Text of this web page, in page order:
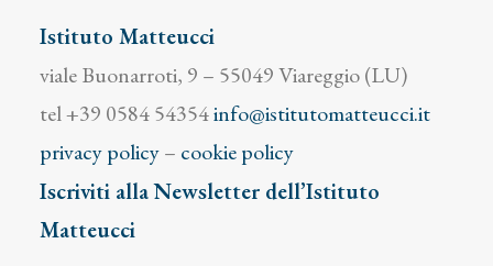
Istituto Matteucci
viale Buonarroti, 9 – 55049 Viareggio (LU)
tel +39 0584 54354info@istitutomatteucci.it
privacy policy– cookie policy
Iscriviti alla Newsletter dell’Istituto
Matteucci